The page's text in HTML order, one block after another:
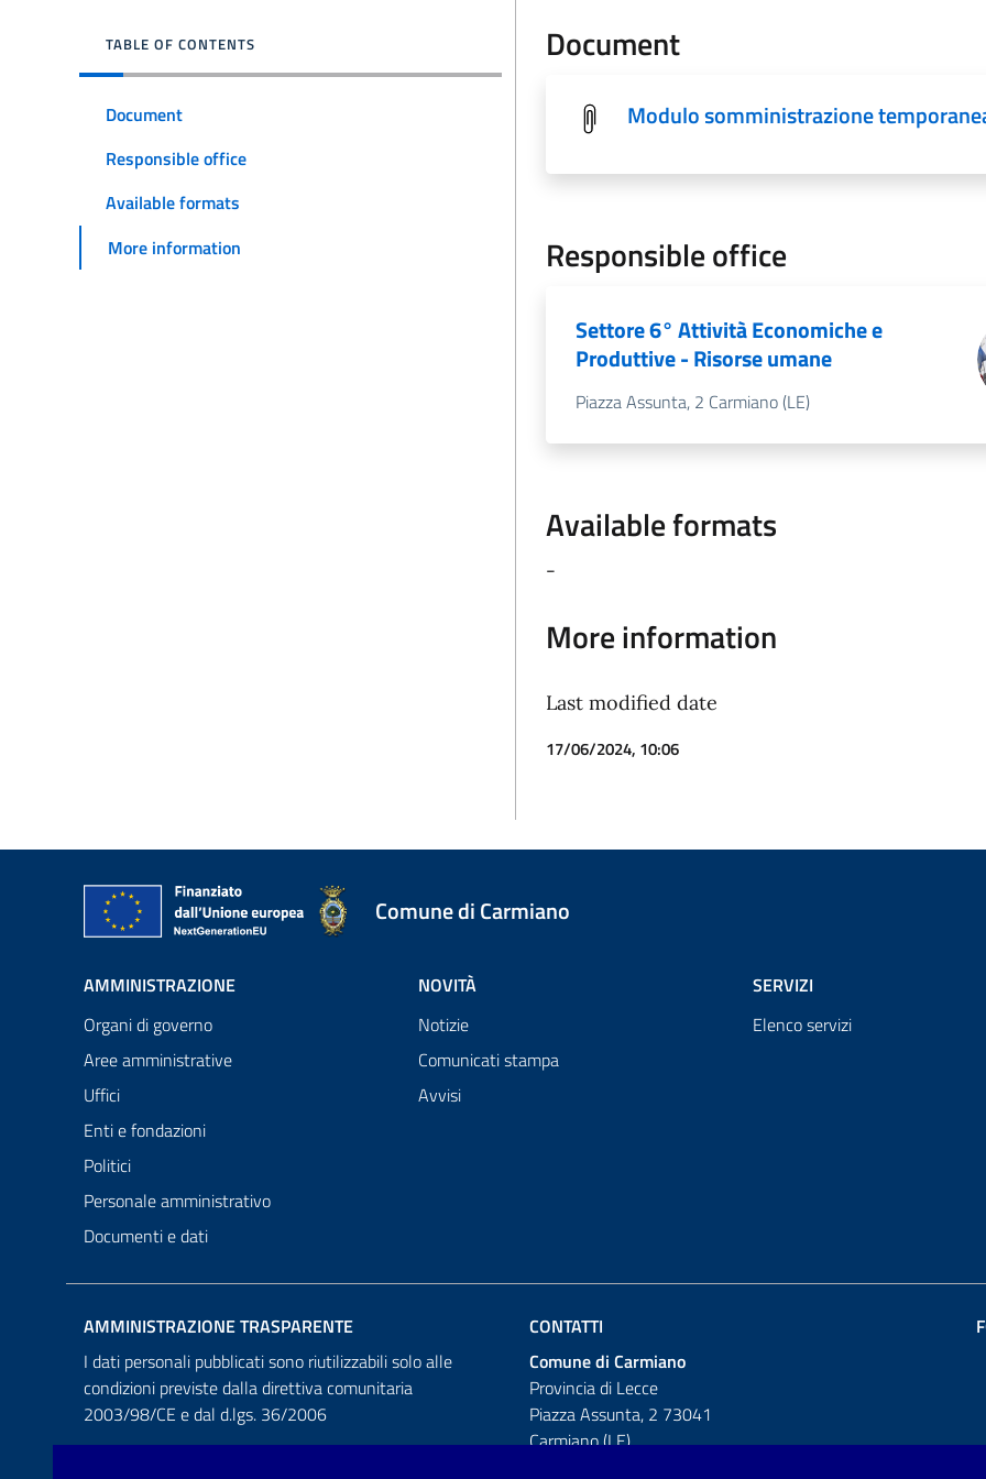
TABLE OF CONTENTS
Document
Responsible office
Available formats
More information
Document
Modulo somministrazione
Responsible office
Settore 6° Attività Economiche e
Produttive - Risorse umane
Piazza Assunta, 2 Carmiano (LE)
Available formats
-
More information
Last modified date
17/06/2024, 10:06
Comune di Carmiano
AMMINISTRAZIONE
Organi di governo
Aree amministrative
Uffici
Enti e fondazioni
Politici
Personale amministrativo
Documenti e dati
NOVITÀ
Notizie
Comunicati stampa
Avvisi
SERVIZI
Elenco servizi
AMMINISTRAZIONE TRASPARENTE
I dati personali pubblicati sono riutilizzabili solo alle
condizioni previste dalla direttiva comunitaria
2003/98/CE e dal d.lgs. 36/2006
CONTATTI
Comune di Carmiano
Provincia di Lecce
Piazza Assunta, 2 73041
Carmiano (LE)